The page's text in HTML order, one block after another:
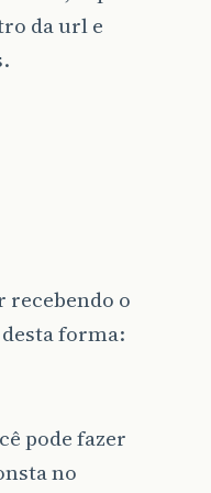
da url e
recebendo o
forma:
pode fazer
no